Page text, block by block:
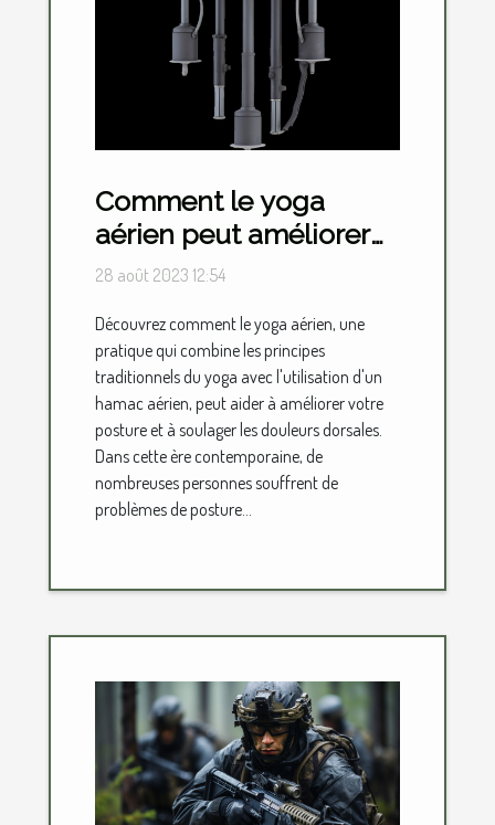
Comment le yoga
aérien peut améliorer
votre posture et
dorsales
28 août 2023 12:54
Découvrez comment le yoga aérien, une
pratique qui combine les principes
traditionnels du yoga avec l'utilisation d'un
hamac aérien, peut aider à améliorer votre
posture et à soulager les douleurs dorsales.
Dans cette ère contemporaine, de
nombreuses personnes souffrent de
problèmes de posture...